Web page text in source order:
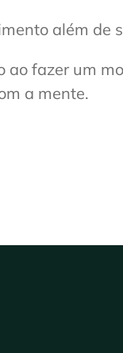
além de
ao fazer um
a mente.